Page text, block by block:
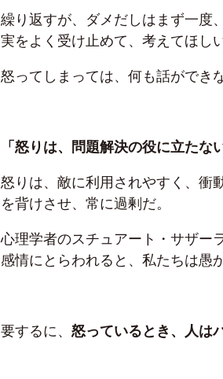
繰り返すが、ダメだしはまず一度
実をよく受け止めて、考えてほし
怒ってしまっては、何も話ができ
「怒りは、問題解決の役に立たない
怒りは、敵に利用されやすく、衝
を背けさせ、常に過剰だ。
心理学者のスチュアート・サザー
感情にとらわれると、私たちは愚
要するに、 怒っているとき、人は